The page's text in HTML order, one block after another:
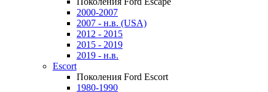
2000-2007
2007 - н.в. (USA)
2012 - 2015
2015 - 2019
2019 - н.в.
Escort
Поколения Ford Escort
1980-1990